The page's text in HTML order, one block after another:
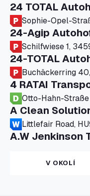
24 TOTAL
Sophie-Opel-
24-Agip
Schilfwiese 1,
24-TOTAL
Buchäckerring
4 RATAI
A Clean
Littlefair Road,
A.W Jenkinson
Progress
A+G Nettetal -
Am
V OKOLÍ